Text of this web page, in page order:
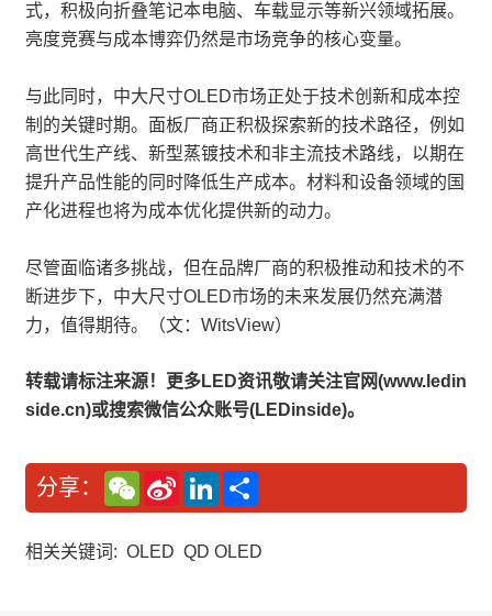
式，积极向折叠笔记本电脑、车载显示等新兴领域拓展。
亮度竞赛与成本博弈仍然是市场竞争的核心变量。
与此同时，中大尺寸OLED市场正处于技术创新和成本控
制的关键时期。面板厂商正积极探索新的技术路径，例如
高世代生产线、新型蒸镀技术和非主流技术路线，以期在
提升产品性能的同时降低生产成本。材料和设备领域的国
产化进程也将为成本优化提供新的动力。
尽管面临诸多挑战，但在品牌厂商的积极推动和技术的不
断进步下，中大尺寸OLED市场的未来发展仍然充满潜
力，值得期待。（文：WitsView）
转载请标注来源！更多LED资讯敬请关注官网(www.ledin
side.cn)或搜索微信公众账号(LEDinside)。
分享：
W
e
C
a
S
n
W
L
n
e
相关关键词: OLED QD OLED